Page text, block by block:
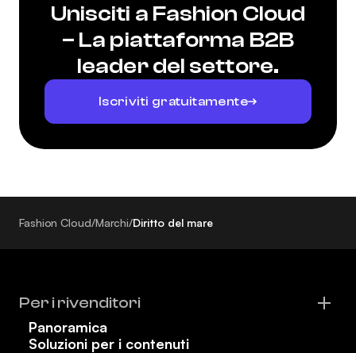
Unisciti a Fashion Cloud
– La piattaforma B2B
leader del settore.
Iscriviti gratuitamente
Fashion Cloud/Marchi/Diritto del mare
Per i rivenditori
Panoramica
Soluzioni per i contenuti